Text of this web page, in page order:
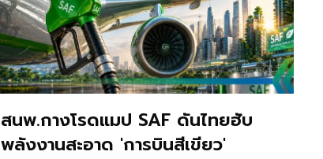
สนพ.กางโรดแมป SAF ดันไทยฮับ
พลังงานสะอาด 'การบินสีเขียว'